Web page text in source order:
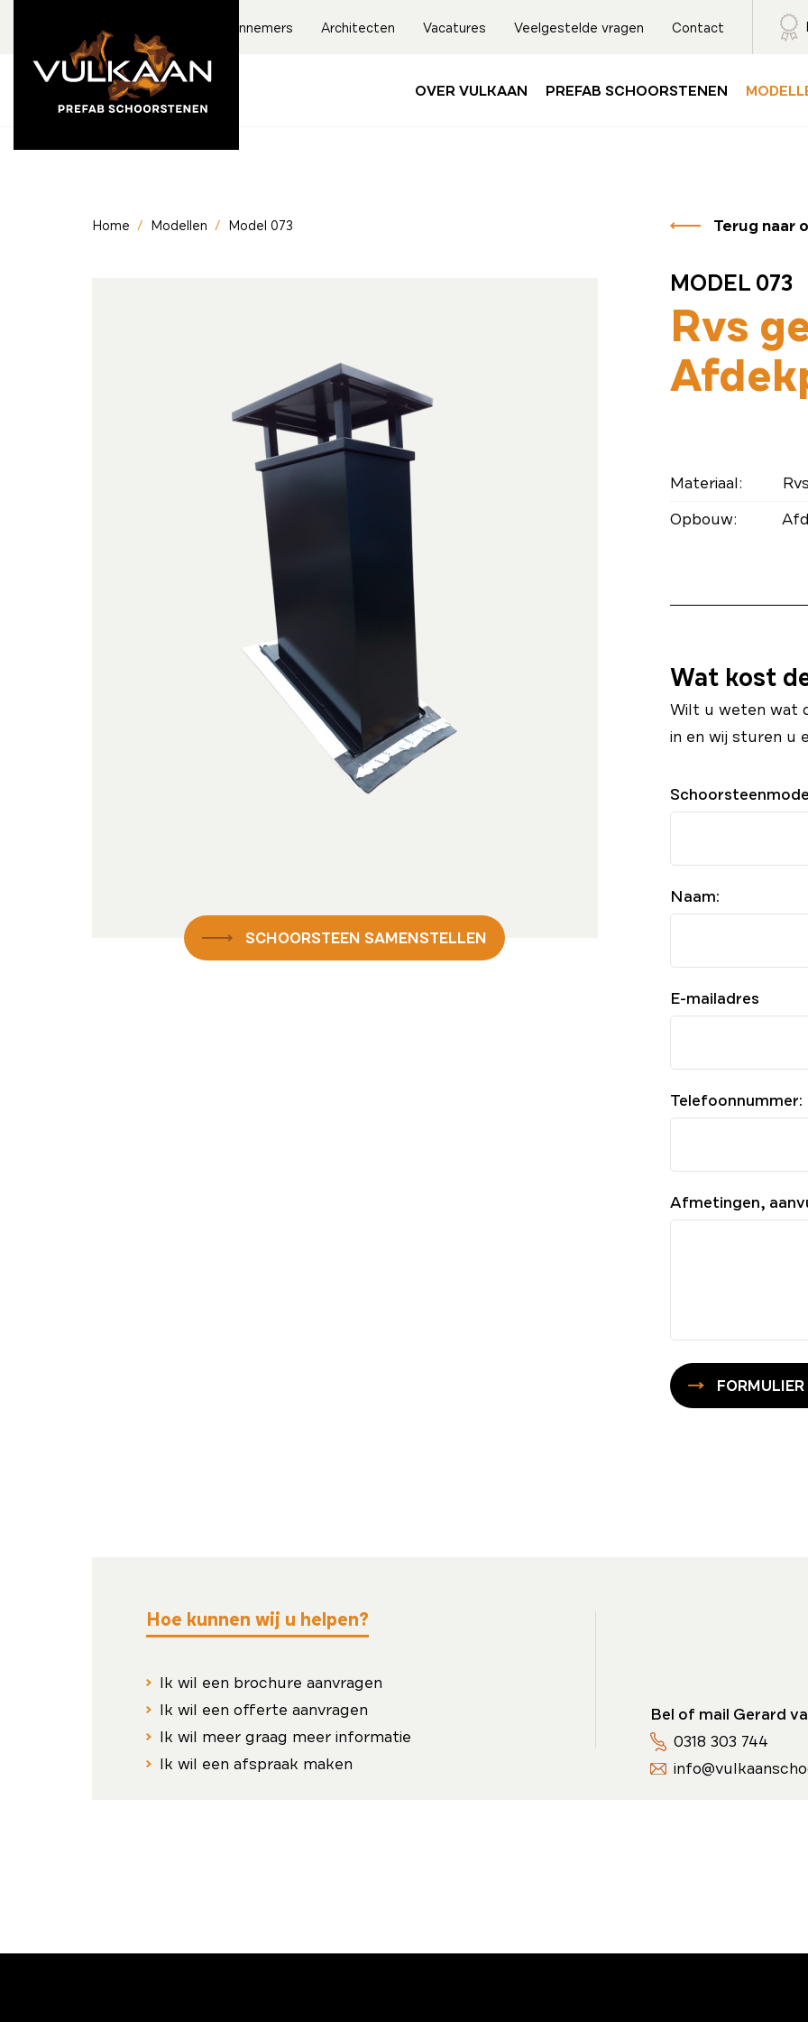
Aannemers Architecten Vacatures Veelgestelde vragen Contact
OVER VULKAAN PREFAB SCHOORSTENEN
Home / Modellen / Model 073
SCHOORSTEEN SAMENSTELLEN
Terug naar
MODEL 073
Rvs
Materiaal:
Opbouw:
Wat kost
Wilt u weten wat
in en wij sturen u
Naam:
E-mailadres
Telefoonnummer:
Afmetingen,
Hoe kunnen wij u helpen?
Ik wil een brochure aanvragen
Ik wil een offerte aanvragen
Ik wil meer graag meer informatie
Ik wil een afspraak maken
Bel of mail Gerard
0318 303 744